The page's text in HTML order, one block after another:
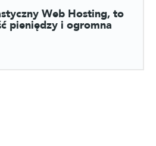
Web Hosting, to
pieniędzy i ogromna